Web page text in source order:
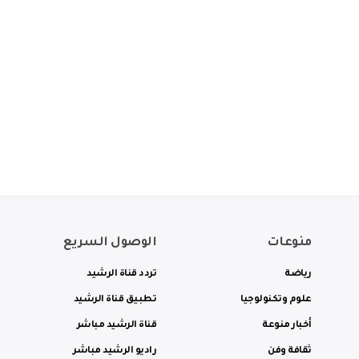
منوعات
رياضة
علوم وتكنولوجيا
أخبار منوعة
ثقافة وفن
الوصول السريع
تردد قناة الرشيد
تطبيق قناة الرشيد
قناة الرشيد مباشر
راديو الرشيد مباشر